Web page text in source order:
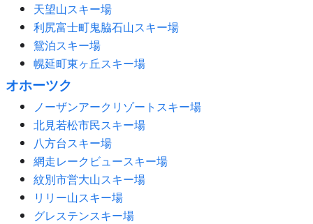
天望山スキー場
利尻富士町鬼脇石山スキー場
鴛泊スキー場
幌延町東ヶ丘スキー場
オホーツク
ノーザンアークリゾートスキー場
北見若松市民スキー場
八方台スキー場
網走レークビュースキー場
紋別市営大山スキー場
リリー山スキー場
グレステンスキー場